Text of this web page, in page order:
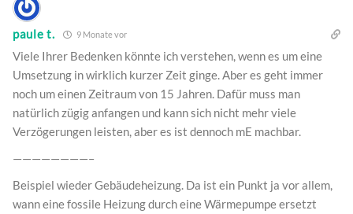
paule t. 9 Monate vor
Viele Ihrer Bedenken könnte ich verstehen, wenn es um eine
Umsetzung in wirklich kurzer Zeit ginge. Aber es geht immer
noch um einen Zeitraum von 15 Jahren. Dafür muss man
natürlich zügig anfangen und kann sich nicht mehr viele
Verzögerungen leisten, aber es ist dennoch mE machbar.
————————–
Beispiel wieder Gebäudeheizung. Da ist ein Punkt ja vor allem,
wann eine fossile Heizung durch eine Wärmepumpe ersetzt